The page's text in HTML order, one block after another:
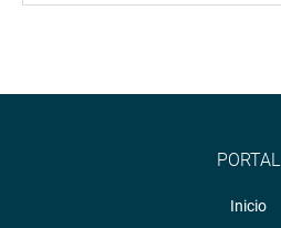
PORTAL
Inicio